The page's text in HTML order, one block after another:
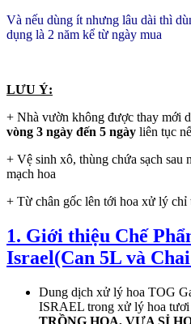
Và nếu dùng ít nhưng lâu dài thì
dụng là 2 năm kể từ ngày mua
LƯU Ý:
+ Nhà vườn không được thay mới
vòng 3 ngày đến 5 ngày liên tục
+ Vệ sinh xô, thùng chứa sạch sau
mạch hoa
+ Từ chân gốc lên tới hoa xử lý chỉ
1. Giới thiệu Chế
Israel(Can 5L và
Dung dịch xử lý hoa TOG
ISRAEL trong xử lý hoa tươi
TRỒNG HOA, VỰA SỈ